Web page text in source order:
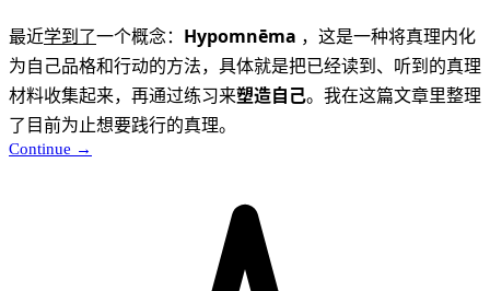
最近学到了一个概念： Hypomnēma ，这是一种将真理内化
为自己品格和行动的方法，具体就是把已经读到、听到的真理
材料收集起来，再通过练习来塑造自己。我在这篇文章里整理
了目前为止想要践行的真理。
Continue →